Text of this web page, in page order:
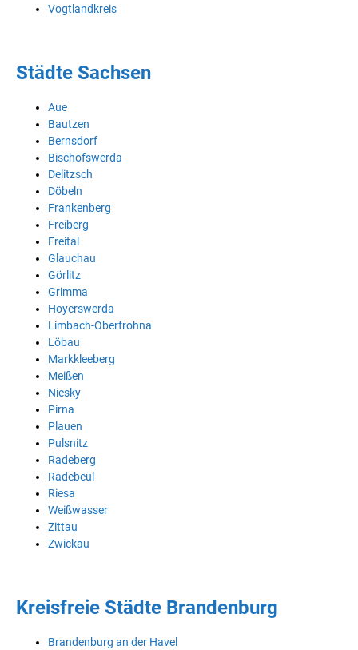
Vogtlandkreis
Städte Sachsen
Aue
Bautzen
Bernsdorf
Bischofswerda
Delitzsch
Döbeln
Frankenberg
Freiberg
Freital
Glauchau
Görlitz
Grimma
Hoyerswerda
Limbach-Oberfrohna
Löbau
Markkleeberg
Meißen
Niesky
Pirna
Plauen
Pulsnitz
Radeberg
Radebeul
Riesa
Weißwasser
Zittau
Zwickau
Kreisfreie Städte Brandenburg
Brandenburg an der Havel